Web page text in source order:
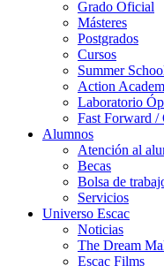
Grado Oficial
Másteres
Postgrados
Cursos
Summer
Action
Laboratorio
Fast Forward
Alumnos
Atención al
Becas
Bolsa de
Servicios
Universo Escac
Noticias
The Dream
Escac Films